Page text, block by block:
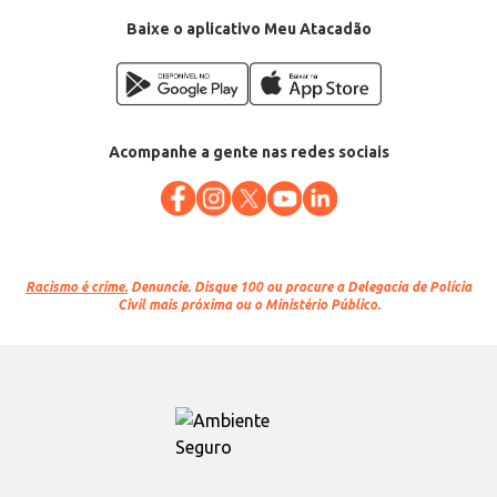
Baixe o aplicativo Meu Atacadão
Acompanhe a gente nas redes sociais
Racismo é crime. Denuncie. Disque 100 ou procure a Delegacia de Polícia
Civil mais próxima ou o Ministério Público.